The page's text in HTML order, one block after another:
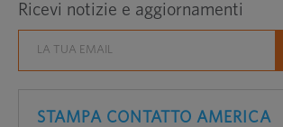
Ricevi notizie e aggiornamenti
STAMPA CONTATTO AMERICA